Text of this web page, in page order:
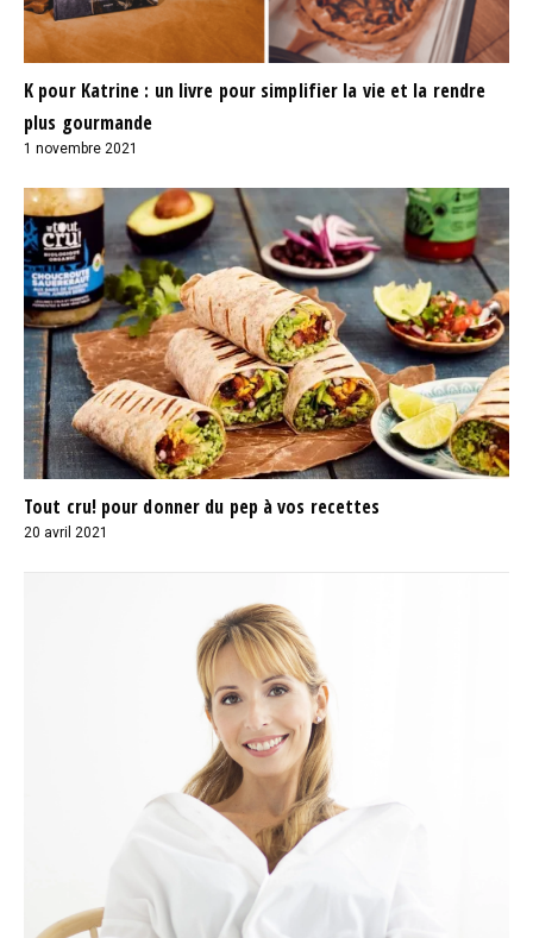
K pour Katrine : un livre pour simplifier la vie et la rendre
plus gourmande
1 novembre 2021
Tout cru! pour donner du pep à vos recettes
20 avril 2021